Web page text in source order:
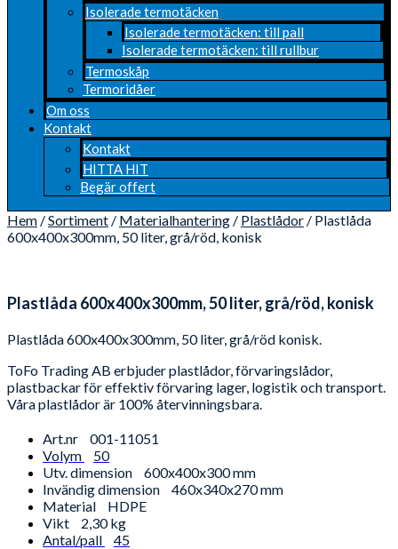
Isolerade termotäcken
Isolerade termotäcken: till pall
Isolerade termotäcken: till rullbur
Termoskåp
Termoridåer
Om oss
Kontakt
Kontakt
HITTA HIT
Begär offert
Hem /Sortiment / Materialhantering / Plastlådor / Plastlåda
600x400x300mm, 50 liter, grå/röd, konisk
Plastlåda 600x400x300mm, 50 liter, grå/röd, konisk
Plastlåda 600x400x300mm, 50 liter, grå/röd konisk.
ToFo Trading AB erbjuder plastlådor, förvaringslådor,
plastbackar för effektiv förvaring lager, logistik och transport.
Våra plastlådor är 100% återvinningsbara.
Art.nr
001-11051
Volym
50
Utv. dimension
600x400x300 mm
Invändig dimension
460x340x270 mm
Material
HDPE
Vikt
2,30 kg
Antal/pall
45